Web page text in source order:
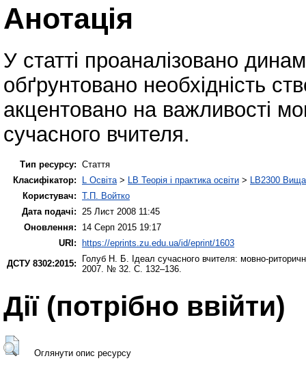
Анотація
У статті проаналізовано
обґрунтовано необхідність
акцентовано на важливості
сучасного вчителя.
Тип ресурсу: Стаття
Класифікатор:
L Освіта > LB Теорія і практика освіти > LB2300 Вища
Користувач: Т.П. Войтко
Дата подачі:
25 Лист 2008 11:45
Оновлення:
14 Серп 2015 19:17
URI: https://eprints.zu.edu.ua/id/eprint/1603
ДСТУ 8302:2015:
Голуб Н. Б.
Ідеал сучасного вчителя: мовно-
2007. № 32. С. 132–136.
Дії ​​(потрібно ввійти)
Оглянути опис ресурсу